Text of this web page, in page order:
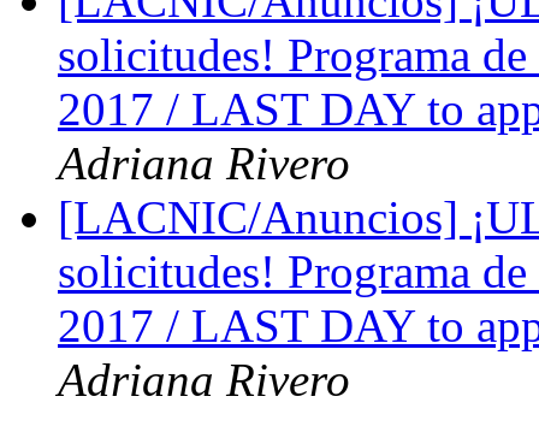
solicitudes! Programa
2017 / LAST DAY to
Adriana Rivero
[LACNIC/Anuncios]
solicitudes! Programa
2017 / LAST DAY to
Adriana Rivero